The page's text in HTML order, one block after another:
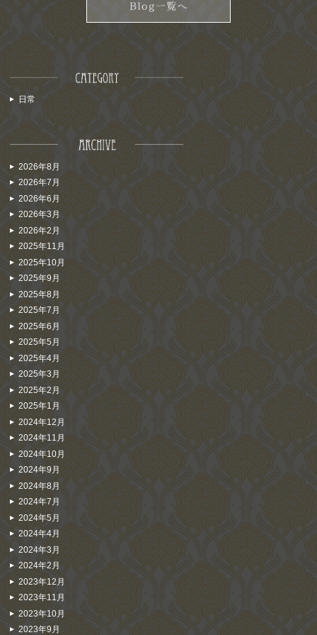
日常
2026年8月
2026年7月
2026年6月
2026年3月
2026年2月
2025年11月
2025年10月
2025年9月
2025年8月
2025年7月
2025年6月
2025年5月
2025年4月
2025年3月
2025年2月
2025年1月
2024年12月
2024年11月
2024年10月
2024年9月
2024年8月
2024年7月
2024年5月
2024年4月
2024年3月
2024年2月
2023年12月
2023年11月
2023年10月
2023年9月